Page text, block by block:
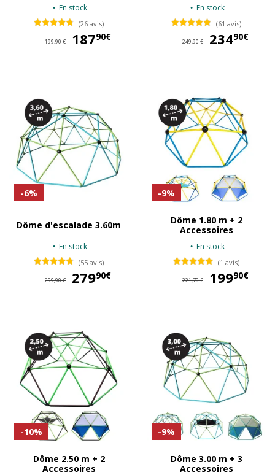
En stock
(26 avis)
199,90 € 18790€
En stock
(61 avis)
249,90 € 23490€
-6%
Dôme d'escalade 3.60m
En stock
(55 avis)
299,90 € 27990€
-9%
Dôme 1.80 m + 2
Accessoires
En stock
(1 avis)
221,70 € 19990€
-10%
Dôme 2.50 m + 2
Accessoires
-9%
Dôme 3.00 m + 3
Accessoires